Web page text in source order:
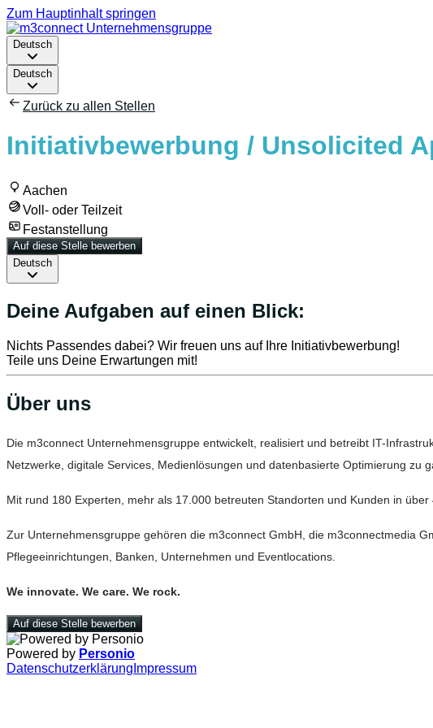
Zum Hauptinhalt springen
Deutsch
Deutsch
Zurück zu allen Stellen
Initiativbewerbung / Unsolicited
Aachen
Voll- oder Teilzeit
Festanstellung
Auf diese Stelle bewerben
Deutsch
Deine Aufgaben auf einen Blick:
Nichts Passendes dabei? Wir freuen uns auf Ihre Initiativbewerbung!
Teile uns Deine Erwartungen mit!
Über uns
Die m3connect Unternehmensgruppe entwickelt, realisiert und betreibt IT-
Netzwerke, digitale Services, Medienlösungen und datenbasierte Optimierung zu
Mit rund 180 Experten, mehr als 17.000 betreuten Standorten und Kunden in
Zur Unternehmensgruppe gehören die m3connect GmbH, die m3connectmedia
Pflegeeinrichtungen, Banken, Unternehmen und Eventlocations.
We innovate. We care. We rock.
Auf diese Stelle bewerben
Powered by Personio
Datenschutzerklärung Impressum